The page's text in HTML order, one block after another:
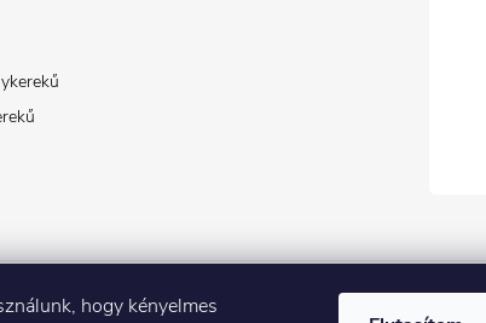
hogy kényelmes